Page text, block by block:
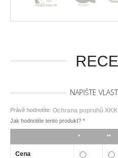
NAPIŠTE
Právě hodnotíte: Ochrana popruhů
Jak hodnotíte tento produkt? *
* **
Cena